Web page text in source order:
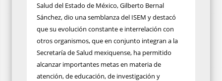
Salud del Estado de México, Gilberto Bernal
Sánchez, dio una semblanza del ISEM y destacó
que su evolución constante e interrelación con
otros organismos, que en conjunto integran a la
Secretaría de Salud mexiquense, ha permitido
alcanzar importantes metas en materia de
atención, de educación, de investigación y